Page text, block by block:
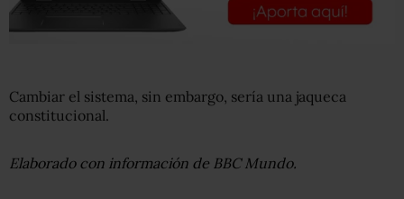
Cambiar el sistema, sin embargo, sería una jaqueca
constitucional.
Elaborado con información de BBC Mundo.